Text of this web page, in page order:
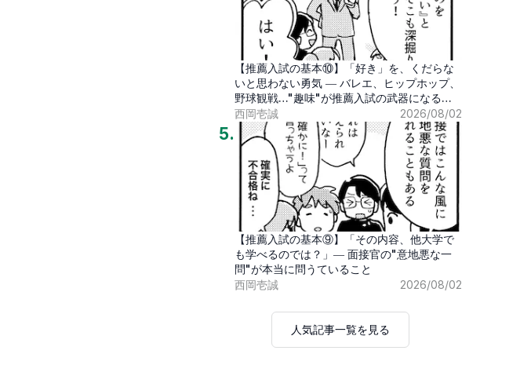
【推薦入試の基本⑩】「好き」を、くだらな
いと思わない勇気 ― バレエ、ヒップホップ、
野球観戦…"趣味"が推薦入試の武器になる時
代
西岡壱誠 2026/08/02
5.
【推薦入試の基本⑨】「その内容、他大学で
も学べるのでは？」― 面接官の"意地悪な一
問"が本当に問うていること
西岡壱誠
2026/08/02
人気記事一覧を見る